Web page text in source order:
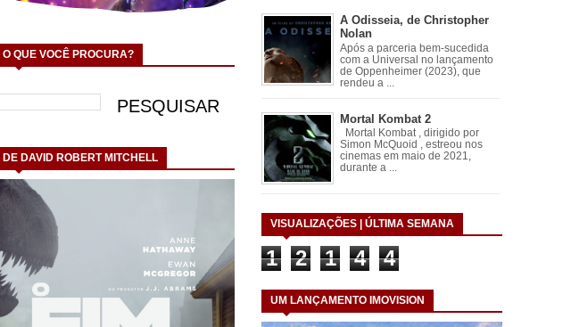
O QUE VOCÊ PROCURA?
DE DAVID ROBERT MITCHELL
A Odisseia, de Christopher
Nolan
Após a parceria bem-sucedida
com a Universal no lançamento
de Oppenheimer (2023), que
rendeu a ...
Mortal Kombat 2
Mortal Kombat , dirigido por
Simon McQuoid , estreou nos
cinemas em maio de 2021,
durante a ...
VISUALIZAÇÕES | ÚLTIMA SEMANA
1 2 1 4 4
UM LANÇAMENTO IMOVISION